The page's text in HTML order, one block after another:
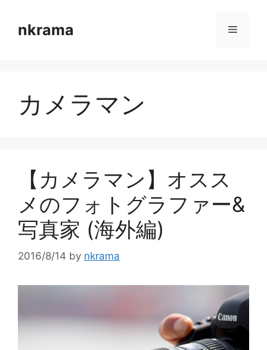
nkrama メ
カメラマン
【カメラマン】オスス
メのフォトグラファー&
写真家 (海外編)
2016/8/14 by nkrama